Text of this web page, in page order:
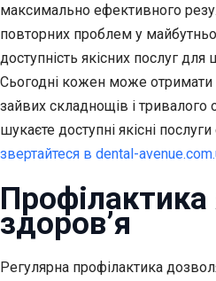
максимально ефективного
повторних проблем у
доступність якісних послуг для
Сьогодні кожен може отримати
зайвих складнощів і тривалого
шукаєте доступні якісні
звертайтеся в dental-
Профілактика
здоров’я
Регулярна профілактика